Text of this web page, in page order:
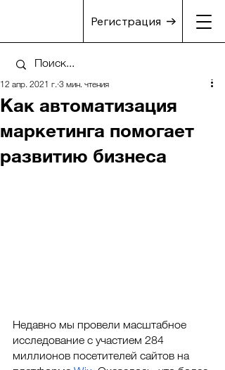
Регистрация
Как автоматизация
маркетинга помогает
развитию бизнеса
12 апр. 2021 г. 3 мин. чтения
Недавно мы провели масштабное
исследование с участием 284
миллионов посетителей сайтов на